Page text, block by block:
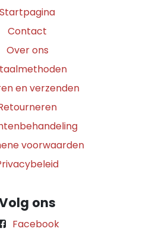
Startpagina
Contact
Over ons
en verzenden
voorwaarden
ons
Facebook